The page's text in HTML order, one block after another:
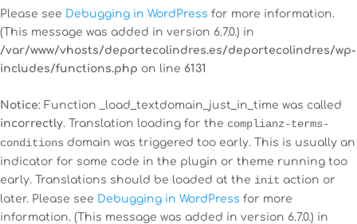
Please see Debugging in WordPress for more information.
(This message was added in version 6.7.0.) in
/var/www/vhosts/deportecolindres.es/deportecolindres/wp-
includes/functions.php on line 6131
Notice: Function _load_textdomain_just_in_time was called
incorrectly. Translation loading for the complianz-terms-
conditions domain was triggered too early. This is usually an
indicator for some code in the plugin or theme running too
early. Translations should be loaded at the init action or
later. Please see Debugging in WordPress for more
information. (This message was added in version 6.7.0.) in